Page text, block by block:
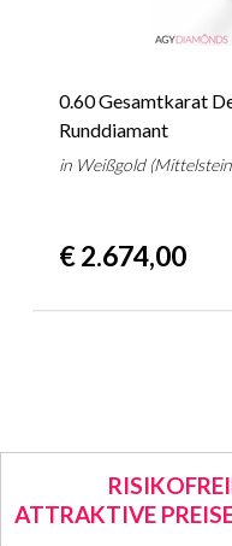
0.60 Gesamtkarat
Runddiamant
in Weißgold
€ 2.674,00
ATTRAKTIVE